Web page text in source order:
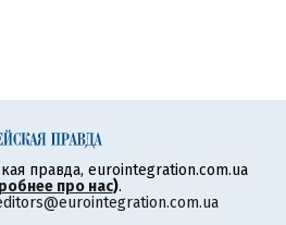
правда, eurointegration.com.ua
про нас).